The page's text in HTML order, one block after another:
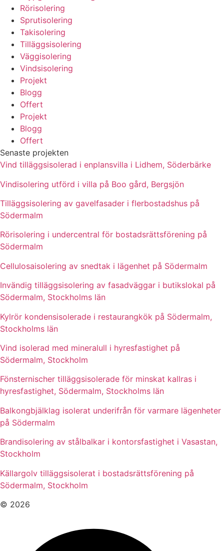
Rörisolering
Sprutisolering
Takisolering
Tilläggsisolering
Väggisolering
Vindsisolering
Projekt
Blogg
Offert
Projekt
Blogg
Offert
Senaste projekten
Vind tilläggsisolerad i enplansvilla i Lidhem, Söderbärke
Vindisolering utförd i villa på Boo gård, Bergsjön
Tilläggsisolering av gavelfasader i flerbostadshus på
Södermalm
Rörisolering i undercentral för bostadsrättsförening på
Södermalm
Cellulosaisolering av snedtak i lägenhet på Södermalm
Invändig tilläggsisolering av fasadväggar i butikslokal på
Södermalm, Stockholms län
Kylrör kondensisolerade i restaurangkök på Södermalm,
Stockholms län
Vind isolerad med mineralull i hyresfastighet på
Södermalm, Stockholm
Fönsternischer tilläggsisolerade för minskat kallras i
hyresfastighet, Södermalm, Stockholms län
Balkongbjälklag isolerat underifrån för varmare lägenheter
på Södermalm
Brandisolering av stålbalkar i kontorsfastighet i Vasastan,
Stockholm
Källargolv tilläggsisolerat i bostadsrättsförening på
Södermalm, Stockholm
© 2026